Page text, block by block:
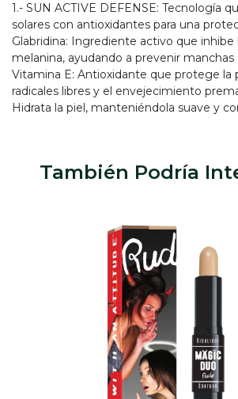
1.- SUN ACTIVE DEFENSE: Tecnología
solares con antioxidantes para una
Glabridina: Ingrediente activo que inhibe
melanina, ayudando a prevenir manchas
Vitamina E: Antioxidante que protege la
radicales libres y el envejecimiento
Hidrata la piel, manteniéndola suave y
También Podría